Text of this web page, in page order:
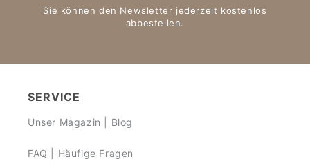
Sie können den Newsletter jederzeit kostenlos
abbestellen.
SERVICE
Unser Magazin | Blog
FAQ | Häufige Fragen